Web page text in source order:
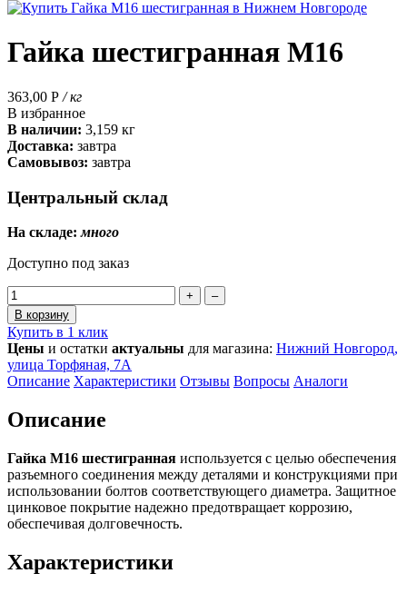
Гайка шестигранная М16
363,00 Р / кг
В избранное
В наличии: 3,159 кг
Доставка: завтра
Самовывоз: завтра
Центральный склад
На складе:много
Доступно под заказ
+
–
В корзину
Купить в 1 клик
Цены и остатки актуальны для магазина: Нижний Новгород,
улица Торфяная, 7А
Описание Характеристики Отзывы Вопросы Аналоги
Описание
Гайка М16 шестигранная используется с целью обеспечения
разъемного соединения между деталями и конструкциями при
использовании болтов соответствующего диаметра. Защитное
цинковое покрытие надежно предотвращает коррозию,
обеспечивая долговечность.
Характеристики